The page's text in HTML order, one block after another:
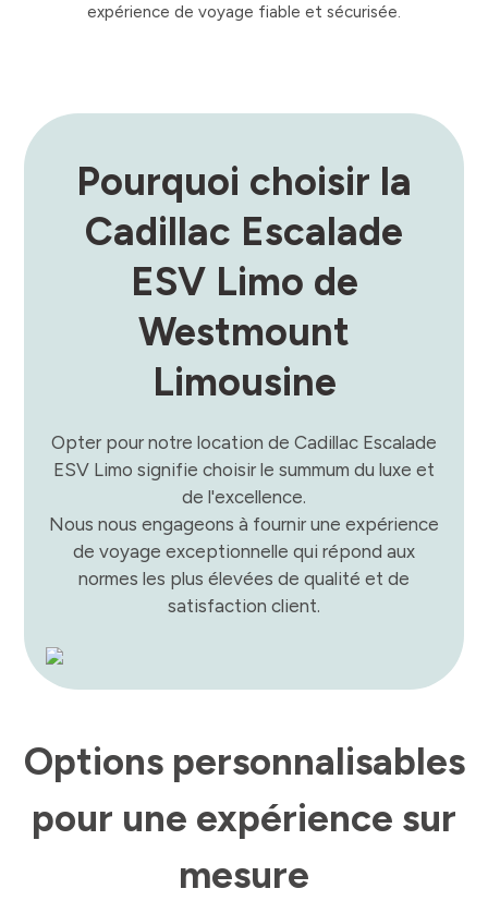
expérience de voyage fiable et sécurisée.
Pourquoi choisir la
Cadillac Escalade
ESV Limo de
Westmount
Limousine
Opter pour notre location de Cadillac Escalade
ESV Limo signifie choisir le summum du luxe et
de l'excellence.
Nous nous engageons à fournir une expérience
de voyage exceptionnelle qui répond aux
normes les plus élevées de qualité et de
satisfaction client.
Options personnalisables
pour une expérience sur
mesure